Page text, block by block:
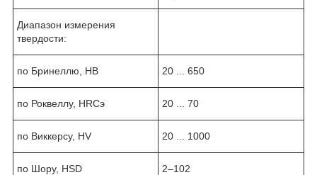
Диапазон измерения
твердости:
по Бринеллю, НВ 20 ... 650
по Роквеллу, НRСэ 20 ... 70
по Виккерсу, HV 20 ... 1000
по Шору, HSD 2–102